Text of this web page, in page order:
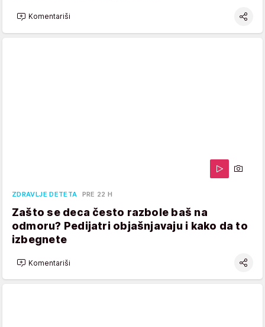
Komentariši
ZDRAVLJE DETETA PRE 22 H
Zašto se deca često razbole baš na
odmoru? Pedijatri objašnjavaju i kako da to
izbegnete
Komentariši